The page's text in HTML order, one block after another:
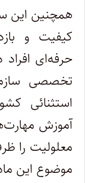
همچنین این
کیفیت و
حرفه‌‏ای
تخصصی
استثنائی
آموزش
معلولیت را
موضوع این